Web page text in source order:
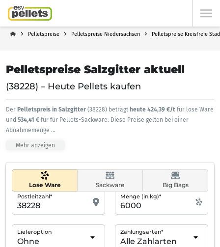
Pelletspreise Pelletspreise Niedersachsen Pelletspreise Kreisfreie
Pelletspreise Salzgitter aktuell
(38228) – Heute Pellets kaufen
Der Pelletspreis in Salzgitter (38228) beträgt heute 424,39 €/t für lose Ware
und 534,41 € für für Pellets-Sackware. Diese Preise gelten bei einer
Abnahmemenge ...
Mehr anzeigen
Lose Ware Sackware Big Bags
Postleitzahl* Menge (in kg)*
Lieferoption Zahlungsarten*